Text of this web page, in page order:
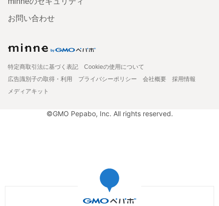
お問い合わせ
特定商取引法に基づく表記
Cookieの使用について
広告識別子の取得・利用
プライバシーポリシー 会社概要
採用情報
メディアキット
©GMO Pepabo, Inc. All rights reserved.